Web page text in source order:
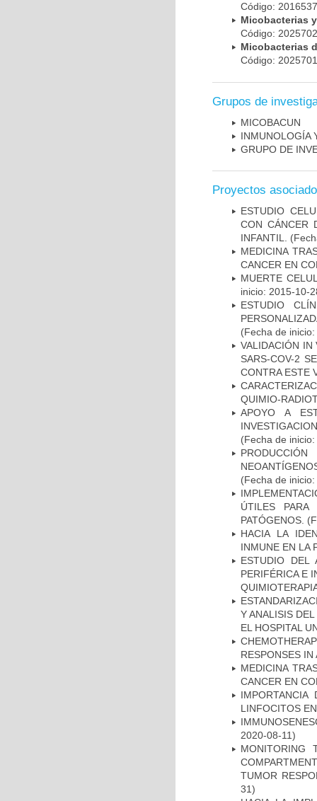
Código:
Micobacterias
Código:
Micobacterias
Código:
Grupos de
MICOBAC­UN
INMUNOLOGÍA
GRUPO DE
Proyectos
ESTUDIO
CON CÁNCER
INFANTIL.
MEDICINA
CANCER EN
MUERTE
inicio: 2015-10-
ESTUDIO
(Fecha de
VALIDACIÓN IN
SARS-COV-2
CONTRA ESTE
QUIMIO-
APOYO A
(Fecha de
(Fecha de
ÚTILES
PATÓGENOS.
HACIA LA
INMUNE EN LA
ESTUDIO DEL
PERIFÉRICA E
Y ANALISIS
EL HOSPITAL
RESPONSES IN
MEDICINA
CANCER EN
LINFOCITOS
2020-08-11)
MONITORING
TUMOR
31)